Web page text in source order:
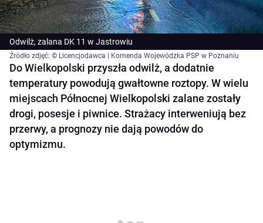
Odwilż, zalana DK 11 w Jastrowiu
Źródło zdjęć: © Licencjodawca | Komenda Wojewódzka PSP w Poznaniu
Do Wielkopolski przyszła odwilż, a dodatnie
temperatury powodują gwałtowne roztopy. W wielu
miejscach Północnej Wielkopolski zalane zostały
drogi, posesje i piwnice. Strażacy interweniują bez
przerwy, a prognozy nie dają powodów do
optymizmu.